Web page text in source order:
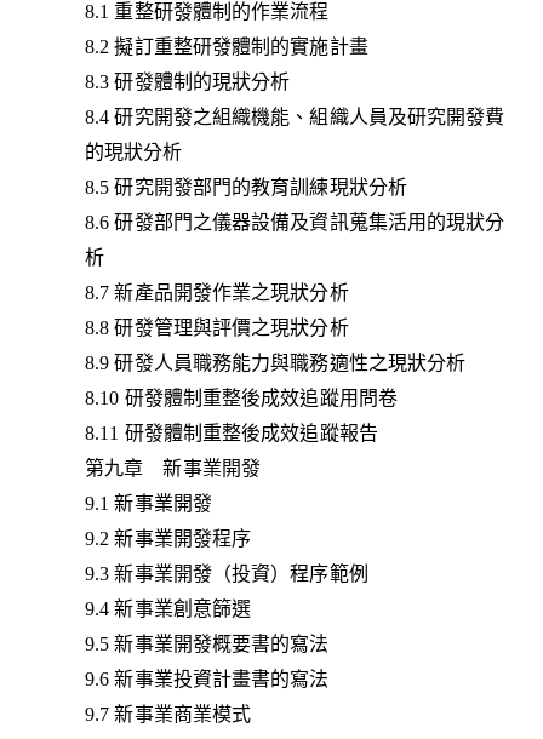
8.1 重整研發體制的作業流程
8.2 擬訂重整研發體制的實施計畫
8.3 研發體制的現狀分析
8.4 研究開發之組織機能、組織人員及研究開發費
的現狀分析
8.5 研究開發部門的教育訓練現狀分析
8.6 研發部門之儀器設備及資訊蒐集活用的現狀分
析
8.7 新產品開發作業之現狀分析
8.8 研發管理與評價之現狀分析
8.9 研發人員職務能力與職務適性之現狀分析
8.10 研發體制重整後成效追蹤用問卷
8.11 研發體制重整後成效追蹤報告
第九章 新事業開發
9.1 新事業開發
9.2 新事業開發程序
9.3 新事業開發（投資）程序範例
9.4 新事業創意篩選
9.5 新事業開發概要書的寫法
9.6 新事業投資計畫書的寫法
9.7 新事業商業模式